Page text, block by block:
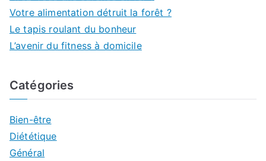
Votre alimentation détruit la forêt ?
Le tapis roulant du bonheur
L’avenir du fitness à domicile
Catégories
Bien-être
Diététique
Général